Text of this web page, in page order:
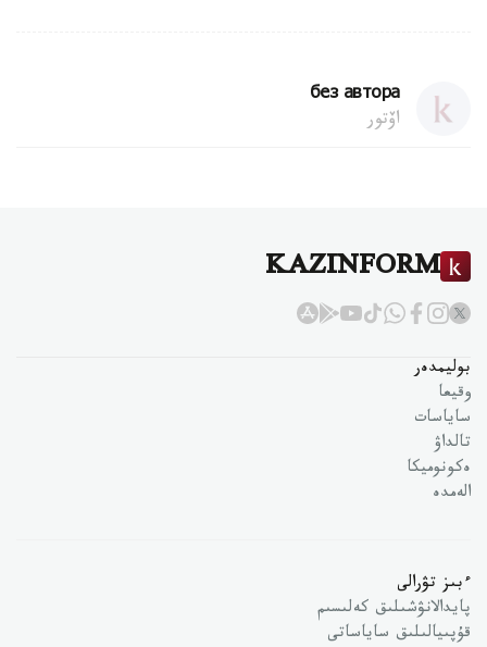
без автора
اۆتور
KAZINFORM
بوليمدەر
وقيعا
ساياسات
تالداۋ
ەكونوميكا
الەمدە
ءبىز تۋرالى
پايدالانۋشىلىق كەلىسىم
قۇپىيالىلىق ساياساتى